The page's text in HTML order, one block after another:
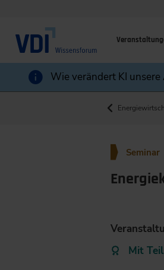
Wie verändert KI
Seminar
Mit